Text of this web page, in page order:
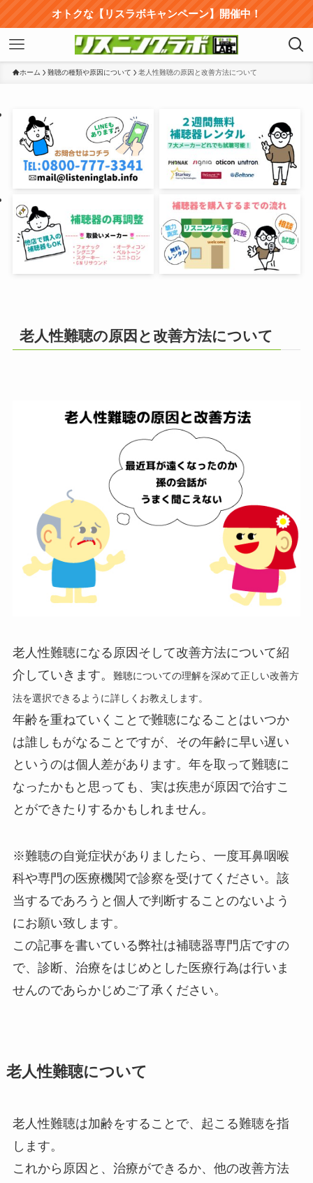
オトクな【リスラボキャンペーン】開催中！
ホーム 難聴の種類や原因について 老人性難聴の原因と改善方法について
老人性難聴の原因と改善方法について
老人性難聴になる原因そして改善方法について紹
介していきます。
難聴についての理解を深めて正しい改善方
法を選択できるように詳しくお教えします。
年齢を重ねていくことで難聴になることはいつか
は誰しもがなることですが、その年齢に早い遅い
というのは個人差があります。年を取って難聴に
なったかもと思っても、実は疾患が原因で治すこ
とができたりするかもしれません。
※難聴の自覚症状がありましたら、一度耳鼻咽喉
科や専門の医療機関で診察を受けてください。該
当するであろうと個人で判断することのないよう
にお願い致します。
この記事を書いている弊社は補聴器専門店ですの
で、診断、治療をはじめとした医療行為は行いま
せんのであらかじめご了承ください。
老人性難聴について
老人性難聴は加齢をすることで、起こる難聴を指
します。
これから原因と、治療ができるか、他の改善方法